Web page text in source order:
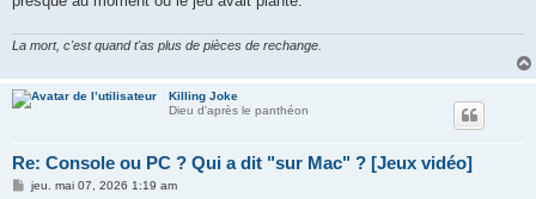
La mort, c'est quand t'as plus de pièces de rechange.
Killing Joke
Dieu d'après le panthéon
Re: Console ou PC ? Qui a dit "sur Mac" ? [Jeux vidéo]
Mjeu. mai 07, 2026 1:19 am